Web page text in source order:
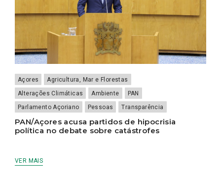
Açores
Agricultura, Mar e Florestas
Alterações Climáticas
Ambiente
PAN
Parlamento Açoriano
Pessoas Transparência
PAN/Açores acusa partidos de hipocrisia
política no debate sobre catástrofes
VER MAIS